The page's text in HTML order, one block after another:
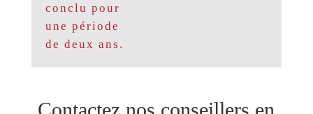
conclu pour
une période
de deux ans.